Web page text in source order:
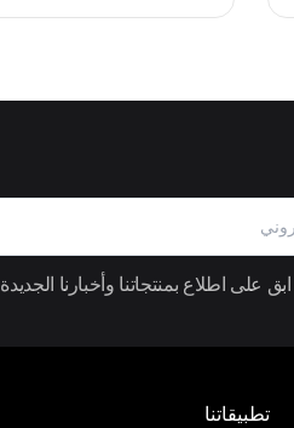
ابق على اطلاع بمنتجاتنا وأخبارنا الجديدة
تطبيقاتنا